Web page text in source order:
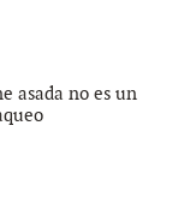
asada no es un